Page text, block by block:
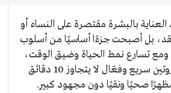
لم تعد العناية بالبشرة مقتصرة على النساء أو
بل أصبحت جزءًا أساسيًا من أسلوب
تسارع نمط الحياة وضيق الوقت،
باتت الحاجة أكبر إلى روتين سريع وفعّال لا يتجاوز 10 دقائق
صحيًا ونقيًا دون مجهود كبير.